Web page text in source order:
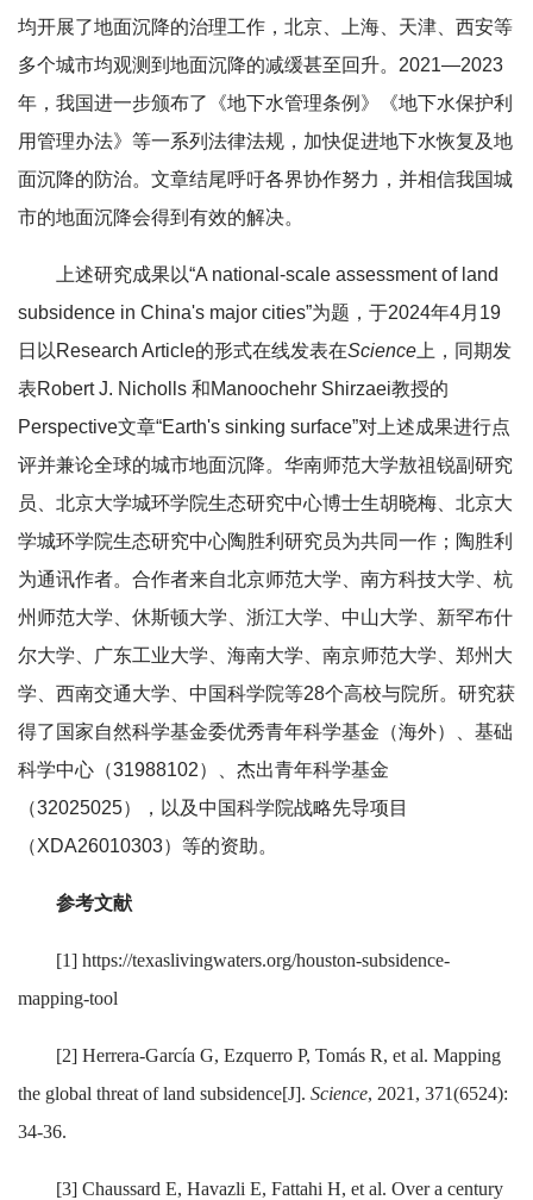
均开展了地面沉降的治理工作，北京、上海、天津、西安等
多个城市均观测到地面沉降的减缓甚至回升。2021—2023
年，我国进一步颁布了《地下水管理条例》《地下水保护利
用管理办法》等一系列法律法规，加快促进地下水恢复及地
面沉降的防治。文章结尾呼吁各界协作努力，并相信我国城
市的地面沉降会得到有效的解决。
上述研究成果以“A national-scale assessment of land
subsidence in China's major cities”为题，于2024年4月19
日以Research Article的形式在线发表在Science 上，同期发
表Robert J. Nicholls 和Manoochehr Shirzaei教授的
Perspective文章“Earth's sinking surface”对上述成果进行点
评并兼论全球的城市地面沉降。华南师范大学敖祖锐副研究
员、北京大学城环学院生态研究中心博士生胡晓梅、北京大
学城环学院生态研究中心陶胜利研究员为共同一作；陶胜利
为通讯作者。合作者来自北京师范大学、南方科技大学、杭
州师范大学、休斯顿大学、浙江大学、中山大学、新罕布什
尔大学、广东工业大学、海南大学、南京师范大学、郑州大
学、西南交通大学、中国科学院等28个高校与院所。研究获
得了国家自然科学基金委优秀青年科学基金（海外）、基础
科学中心（31988102）、杰出青年科学基金
（32025025），以及中国科学院战略先导项目
（XDA26010303）等的资助。
参考文献
[1] https://texaslivingwaters.org/houston-subsidence-
mapping-tool
[2] Herrera-García G, Ezquerro P, Tomás R, et al. Mapping
the global threat of land subsidence[J]. Science, 2021, 371(6524):
34-36.
[3] Chaussard E, Havazli E, Fattahi H, et al. Over a century